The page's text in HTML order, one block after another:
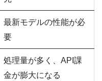
最新モデルの性能が必
要
処理量が多く、API課
金が膨大になる